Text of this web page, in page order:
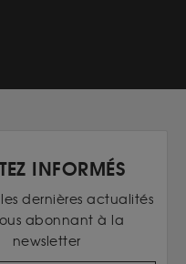
INFORMÉS
dernières actualités
abonnant à la
newsletter